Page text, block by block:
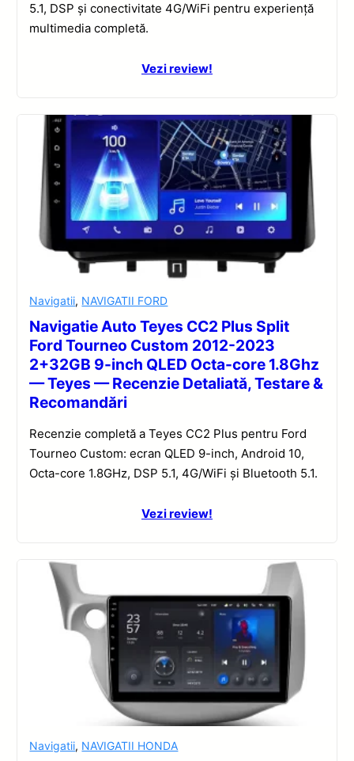
5.1, DSP și conectivitate 4G/WiFi pentru experiență
multimedia completă.
Vezi review!
Navigatii, NAVIGATII FORD
Navigatie Auto Teyes CC2 Plus Split
Ford Tourneo Custom 2012-2023
2+32GB 9-inch QLED Octa-core 1.8Ghz
— Teyes — Recenzie Detaliată, Testare &
Recomandări
Recenzie completă a Teyes CC2 Plus pentru Ford
Tourneo Custom: ecran QLED 9-inch, Android 10,
Octa-core 1.8GHz, DSP 5.1, 4G/WiFi și Bluetooth 5.1.
Vezi review!
Navigatii, NAVIGATII HONDA